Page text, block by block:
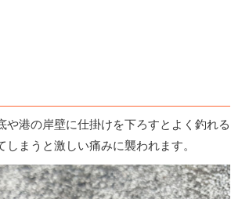
港の岸壁に仕掛けを下ろすとよく釣れる
まうと激しい痛みに襲われます。